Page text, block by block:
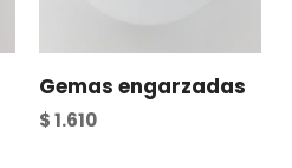
Gemas engarzadas
$1.610